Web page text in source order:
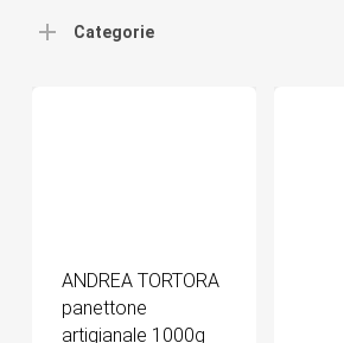
Categorie
ANDREA TORTORA
panettone
artigianale 1000g